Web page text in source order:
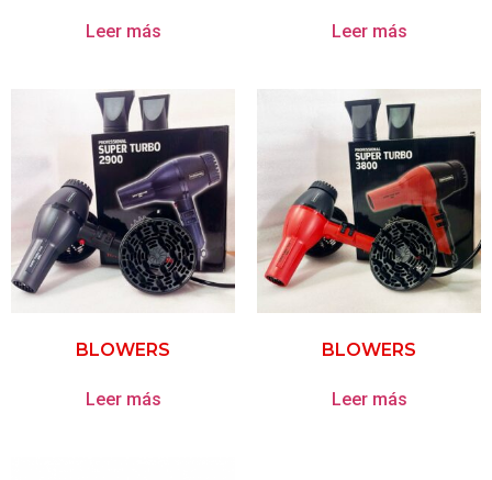
Leer más Leer más
BLOWERS
Leer más
BLOWERS
Leer más